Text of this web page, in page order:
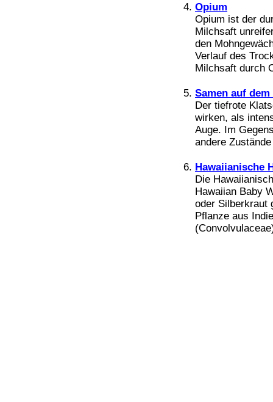
Opium
Opium ist der
Milchsaft
den
Verlauf des
Milchsaft durch
Samen auf
Der tiefrote
wirken, als
Auge. Im
andere
Hawaiianische
Die
Hawaiian Baby
oder Silberkraut
Pflanze aus